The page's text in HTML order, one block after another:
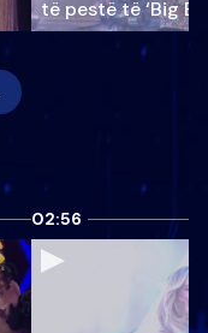
të pestë të ‘Big
02:56